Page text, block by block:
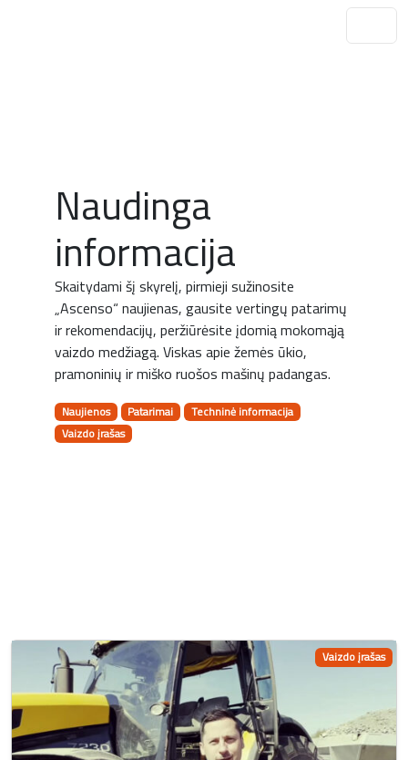
Naudinga
informacija
Skaitydami šį skyrelį, pirmieji sužinosite
„Ascenso“ naujienas, gausite vertingų patarimų
ir rekomendacijų, peržiūrėsite įdomią mokomąją
vaizdo medžiagą. Viskas apie žemės ūkio,
pramoninių ir miško ruošos mašinų padangas.
Naujienos Patarimai
Techninė informacija
Vaizdo įrašas
Vaizdo įrašas